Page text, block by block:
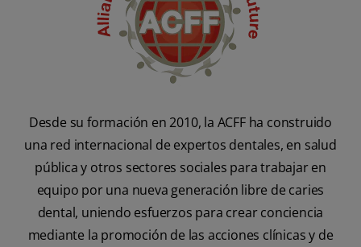
Desde su formación en 2010, la ACFF ha construido
una red internacional de expertos dentales, en salud
pública y otros sectores sociales para trabajar en
equipo por una nueva generación libre de caries
dental, uniendo esfuerzos para crear conciencia
mediante la promoción de las acciones clínicas y de